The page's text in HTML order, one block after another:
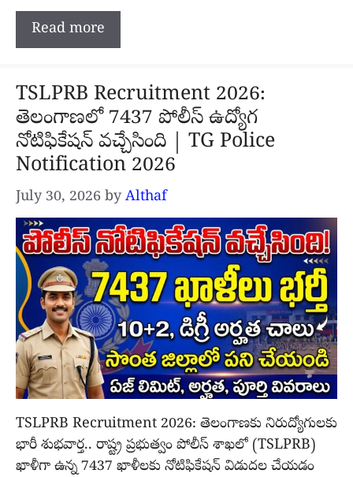
Read more
TSLPRB Recruitment 2026:
తెలంగాణలో 7437 పోలీస్ ఉద్యోగ
నోటిఫికేషన్ వచ్చేసింది | TG Police
Notification 2026
July 30, 2026 by Althaf
TSLPRB Recruitment 2026: తెలంగాణకు నిరుద్యోగులకు
భారీ శుభవార్త.. రాష్ట్ర ప్రభుత్వం పోలీస్ శాఖలో (TSLPRB)
ఖాళీగా ఉన్న 7437 ఖాళీలకు నోటిఫికేషన్ విడుదల చేయడం